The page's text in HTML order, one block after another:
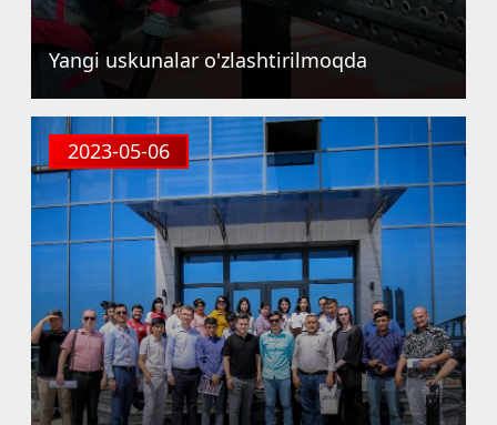
Yangi uskunalar o'zlashtirilmoqda
2023-05-06